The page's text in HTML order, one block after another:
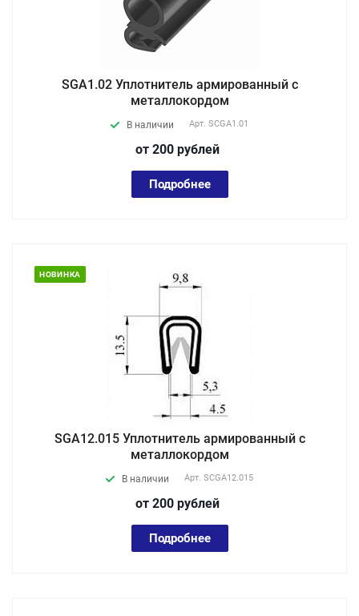
SGA1.02 Уплотнитель армированный с
металлокордом
В наличии Арт. SCGA1.01
от 200 рублей
Подробнее
НОВИНКА
SGA12.015 Уплотнитель армированный с
металлокордом
В наличии Арт. SCGA12.015
от 200 рублей
Подробнее